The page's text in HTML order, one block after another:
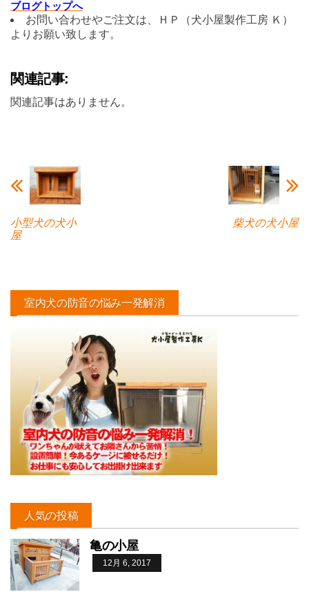
ブログトップへ
お問い合わせやご注文は、ＨＰ（犬小屋製作工房 Ｋ）
よりお願い致します。
関連記事:
関連記事はありません。
小型犬の犬小
屋
柴犬の犬小屋
室内犬の防音の悩み一発解消
人気の投稿
亀の小屋
12月 6, 2017